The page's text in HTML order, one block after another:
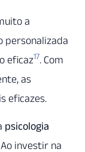
a
personalizada
eficaz17. Com
as
eficazes.
psicologia
investir na